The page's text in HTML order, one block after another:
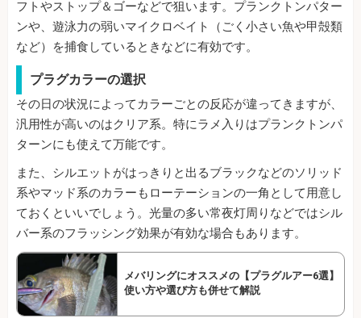
フトやストップ＆ゴーなどで狙います。プランクトンパター
ンや、遊泳力の弱いマイクロベイト（ごく小さい魚や甲殻類
など）を捕食しているときなどに有効です。
プラグカラーの選択
その日の状況によってカラーごとの反応が違ってきますが、
汎用性が高いのはクリア系。特にラメ入りはプランクトンパ
ターンにも使えて万能です。
また、シルエットがはっきりと出るブラックなどのソリッド
系やマッド系のカラーもローテーションの一角として用意し
ておくといいでしょう。光量の多い常夜灯周りなどではシル
バー系のフラッシング効果が有効な場合もあります。
メバリングにオススメの【プラグルアー6選】
使い方や選び方も併せて解説